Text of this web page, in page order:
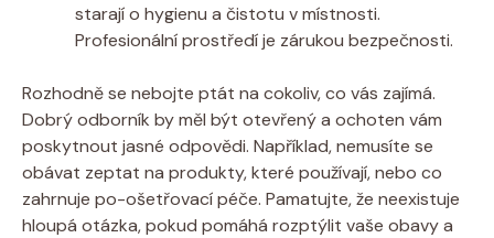
starají o hygienu a čistotu v místnosti.
Profesionální prostředí je zárukou bezpečnosti.
Rozhodně se nebojte ptát na cokoliv, co vás zajímá.
Dobrý odborník by měl být otevřený a ochoten vám
poskytnout jasné odpovědi. Například, nemusíte se
obávat zeptat na produkty, které používají, nebo co
zahrnuje po-ošetřovací péče. Pamatujte, že neexistuje
hloupá otázka, pokud pomáhá rozptýlit vaše obavy a